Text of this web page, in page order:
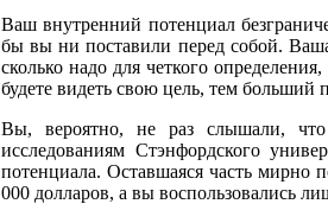
Ваш внутренний потенциал
бы вы ни поставили перед собой. Ваша
сколько надо для четкого
будете видеть свою цель, тем больший
Вы, вероятно, не раз слышали, что
исследованиям Стэнфордского
потенциала. Оставшаяся часть мирно
000 долларов, а вы воспользовались